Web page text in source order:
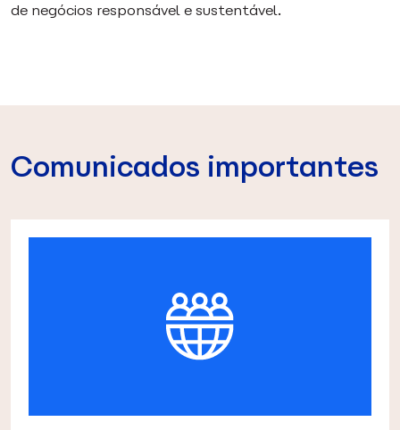
de negócios responsável e sustentável.
Comunicados importantes